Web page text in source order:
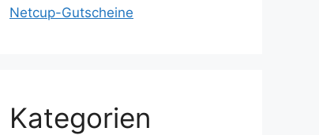
Netcup-Gutscheine
Kategorien